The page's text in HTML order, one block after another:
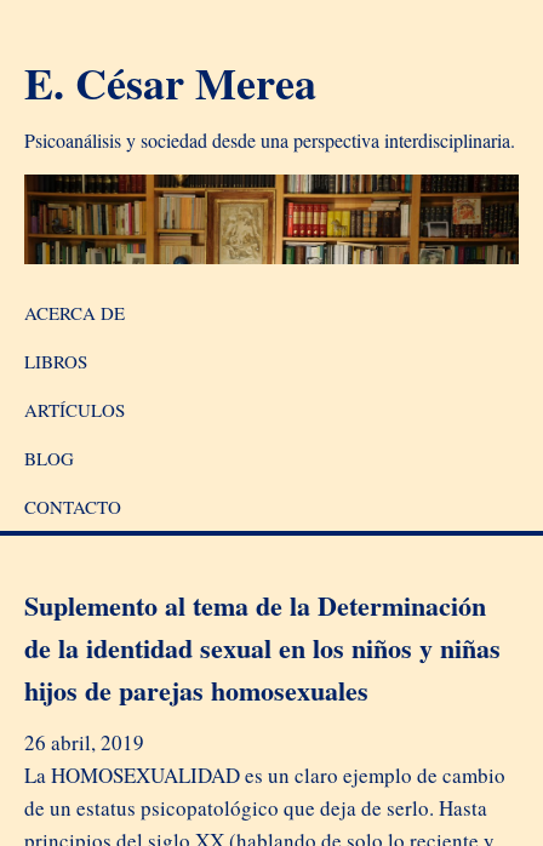
E. César Merea
Psicoanálisis y sociedad desde una perspectiva interdisciplinaria.
ACERCA DE
LIBROS
ARTÍCULOS
BLOG
CONTACTO
Suplemento al tema de la Determinación
de la identidad sexual en los niños y niñas
hijos de parejas homosexuales
26 abril, 2019
La HOMOSEXUALIDAD es un claro ejemplo de cambio
de un estatus psicopatológico que deja de serlo. Hasta